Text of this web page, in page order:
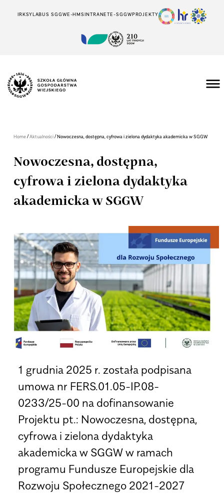
IRKSYLABUS SGGWE-HMSINTRANETE-SGGWPROJEKTY
Home/Aktualności/Nowoczesna, dostępna, cyfrowa i zielona dydaktyka akademicka w SGGW
Nowoczesna, dostępna,
cyfrowa i zielona dydaktyka
akademicka w SGGW
1 grudnia 2025 r. została podpisana
umowa nr FERS.01.05-IP.08-
0233/25-00 na dofinansowanie
Projektu pt.: Nowoczesna, dostępna,
cyfrowa i zielona dydaktyka
akademicka w SGGW w ramach
programu Fundusze Europejskie dla
Rozwoju Społecznego 2021-2027